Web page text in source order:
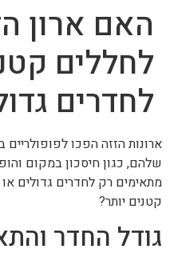
האם ארון
לחללים
לחדרים
ארונות הזזה הפכו לפופולריים
שלהם, כגון חיסכון במקום
מתאימים רק לחדרים גדולים
קטנים יותר?
גודל החדר